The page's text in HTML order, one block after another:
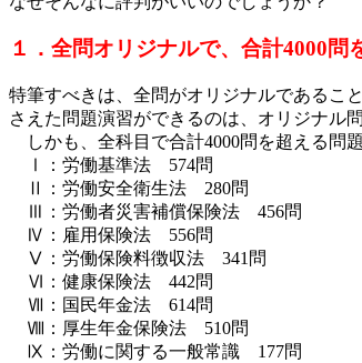
１．全問オリジナルで、合計4000問
特筆すべきは、全問がオリジナルであるこ
さえた問題演習ができるのは、オリジナル
しかも、全科目で合計4000問を超える問
Ⅰ：労働基準法 574問
Ⅱ：労働安全衛生法 280問
Ⅲ：労働者災害補償保険法 456問
Ⅳ：雇用保険法 556問
Ⅴ：労働保険料徴収法 341問
Ⅵ：健康保険法 442問
Ⅶ：国民年金法 614問
Ⅷ：厚生年金保険法 510問
Ⅸ：労働に関する一般常識 177問